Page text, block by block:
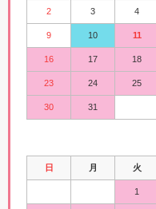
2 3 4
9 10 11
16 17 18
23 24 25
30 31
日 月 火
1